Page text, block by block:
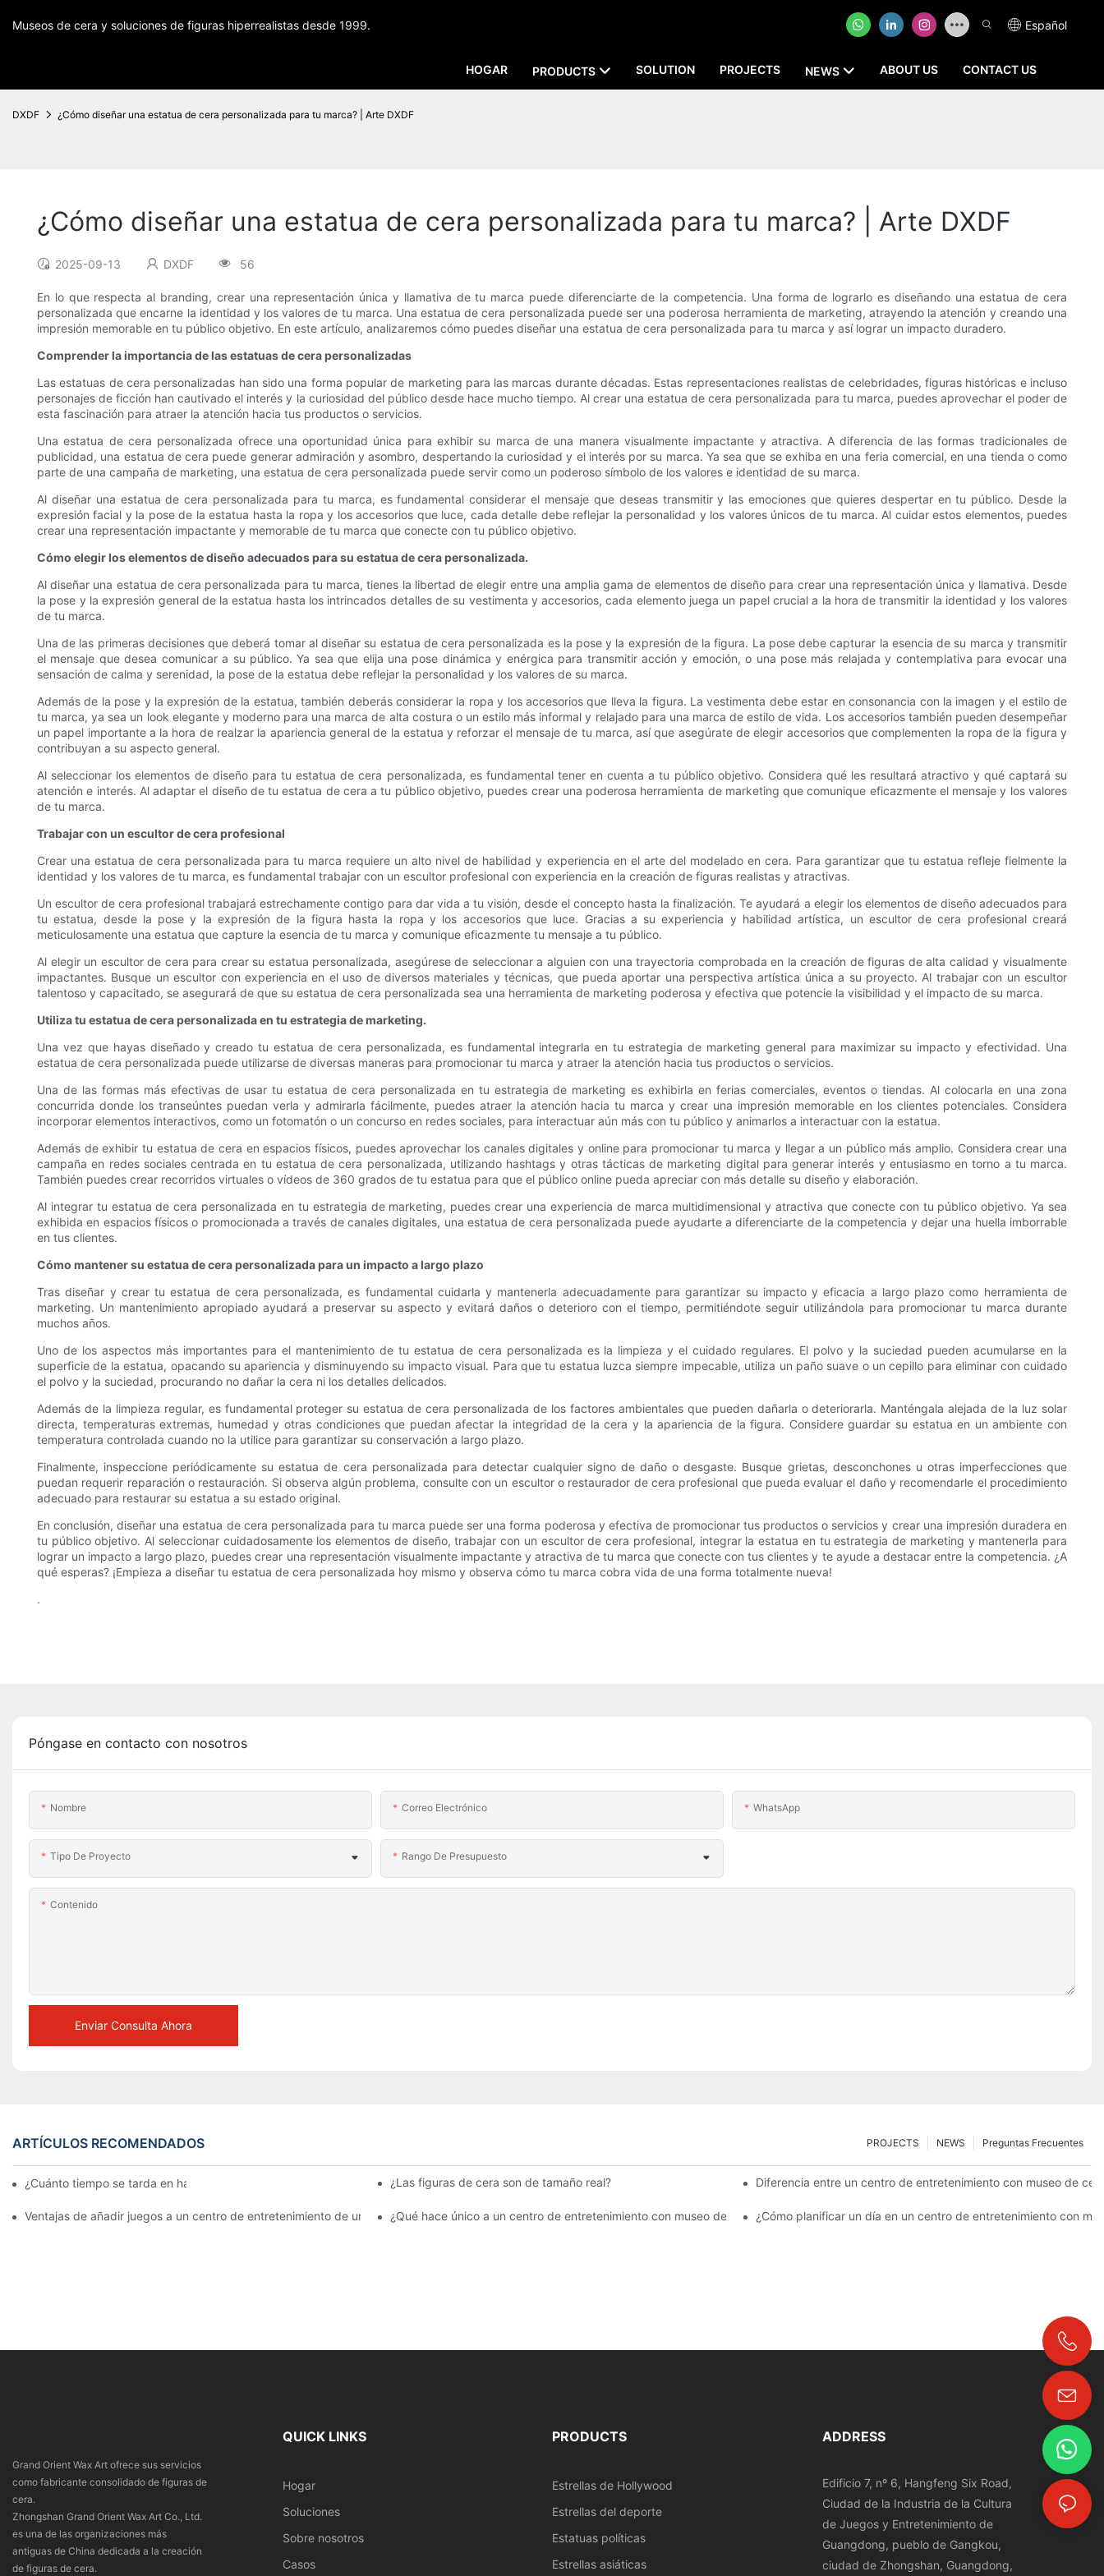
Museos de cera y soluciones de figuras hiperrealistas desde 1999. Español
HOGAR PRODUCTS SOLUTION PROJECTS NEWS ABOUT US CONTACT US
DXDF ¿Cómo diseñar una estatua de cera personalizada para tu marca? | Arte DXDF
¿Cómo diseñar una estatua de cera personalizada para tu marca? | Arte DXDF
2025-09-13 DXDF 56
En lo que respecta al branding, crear una representación única y llamativa de tu marca puede diferenciarte de la competencia. Una forma de lograrlo es diseñando una estatua de cera
personalizada que encarne la identidad y los valores de tu marca. Una estatua de cera personalizada puede ser una poderosa herramienta de marketing, atrayendo la atención y creando una
impresión memorable en tu público objetivo. En este artículo, analizaremos cómo puedes diseñar una estatua de cera personalizada para tu marca y así lograr un impacto duradero.
Comprender la importancia de las estatuas de cera personalizadas
Las estatuas de cera personalizadas han sido una forma popular de marketing para las marcas durante décadas. Estas representaciones realistas de celebridades, figuras históricas e incluso
personajes de ficción han cautivado el interés y la curiosidad del público desde hace mucho tiempo. Al crear una estatua de cera personalizada para tu marca, puedes aprovechar el poder de
esta fascinación para atraer la atención hacia tus productos o servicios.
Una estatua de cera personalizada ofrece una oportunidad única para exhibir su marca de una manera visualmente impactante y atractiva. A diferencia de las formas tradicionales de
publicidad, una estatua de cera puede generar admiración y asombro, despertando la curiosidad y el interés por su marca. Ya sea que se exhiba en una feria comercial, en una tienda o como
parte de una campaña de marketing, una estatua de cera personalizada puede servir como un poderoso símbolo de los valores e identidad de su marca.
Al diseñar una estatua de cera personalizada para tu marca, es fundamental considerar el mensaje que deseas transmitir y las emociones que quieres despertar en tu público. Desde la
expresión facial y la pose de la estatua hasta la ropa y los accesorios que luce, cada detalle debe reflejar la personalidad y los valores únicos de tu marca. Al cuidar estos elementos, puedes
crear una representación impactante y memorable de tu marca que conecte con tu público objetivo.
Cómo elegir los elementos de diseño adecuados para su estatua de cera personalizada.
Al diseñar una estatua de cera personalizada para tu marca, tienes la libertad de elegir entre una amplia gama de elementos de diseño para crear una representación única y llamativa. Desde
la pose y la expresión general de la estatua hasta los intrincados detalles de su vestimenta y accesorios, cada elemento juega un papel crucial a la hora de transmitir la identidad y los valores
de tu marca.
Una de las primeras decisiones que deberá tomar al diseñar su estatua de cera personalizada es la pose y la expresión de la figura. La pose debe capturar la esencia de su marca y transmitir
el mensaje que desea comunicar a su público. Ya sea que elija una pose dinámica y enérgica para transmitir acción y emoción, o una pose más relajada y contemplativa para evocar una
sensación de calma y serenidad, la pose de la estatua debe reflejar la personalidad y los valores de su marca.
Además de la pose y la expresión de la estatua, también deberás considerar la ropa y los accesorios que lleva la figura. La vestimenta debe estar en consonancia con la imagen y el estilo de
tu marca, ya sea un look elegante y moderno para una marca de alta costura o un estilo más informal y relajado para una marca de estilo de vida. Los accesorios también pueden desempeñar
un papel importante a la hora de realzar la apariencia general de la estatua y reforzar el mensaje de tu marca, así que asegúrate de elegir accesorios que complementen la ropa de la figura y
contribuyan a su aspecto general.
Al seleccionar los elementos de diseño para tu estatua de cera personalizada, es fundamental tener en cuenta a tu público objetivo. Considera qué les resultará atractivo y qué captará su
atención e interés. Al adaptar el diseño de tu estatua de cera a tu público objetivo, puedes crear una poderosa herramienta de marketing que comunique eficazmente el mensaje y los valores
de tu marca.
Trabajar con un escultor de cera profesional
Crear una estatua de cera personalizada para tu marca requiere un alto nivel de habilidad y experiencia en el arte del modelado en cera. Para garantizar que tu estatua refleje fielmente la
identidad y los valores de tu marca, es fundamental trabajar con un escultor profesional con experiencia en la creación de figuras realistas y atractivas.
Un escultor de cera profesional trabajará estrechamente contigo para dar vida a tu visión, desde el concepto hasta la finalización. Te ayudará a elegir los elementos de diseño adecuados para
tu estatua, desde la pose y la expresión de la figura hasta la ropa y los accesorios que luce. Gracias a su experiencia y habilidad artística, un escultor de cera profesional creará
meticulosamente una estatua que capture la esencia de tu marca y comunique eficazmente tu mensaje a tu público.
Al elegir un escultor de cera para crear su estatua personalizada, asegúrese de seleccionar a alguien con una trayectoria comprobada en la creación de figuras de alta calidad y visualmente
impactantes. Busque un escultor con experiencia en el uso de diversos materiales y técnicas, que pueda aportar una perspectiva artística única a su proyecto. Al trabajar con un escultor
talentoso y capacitado, se asegurará de que su estatua de cera personalizada sea una herramienta de marketing poderosa y efectiva que potencie la visibilidad y el impacto de su marca.
Utiliza tu estatua de cera personalizada en tu estrategia de marketing.
Una vez que hayas diseñado y creado tu estatua de cera personalizada, es fundamental integrarla en tu estrategia de marketing general para maximizar su impacto y efectividad. Una
estatua de cera personalizada puede utilizarse de diversas maneras para promocionar tu marca y atraer la atención hacia tus productos o servicios.
Una de las formas más efectivas de usar tu estatua de cera personalizada en tu estrategia de marketing es exhibirla en ferias comerciales, eventos o tiendas. Al colocarla en una zona
concurrida donde los transeúntes puedan verla y admirarla fácilmente, puedes atraer la atención hacia tu marca y crear una impresión memorable en los clientes potenciales. Considera
incorporar elementos interactivos, como un fotomatón o un concurso en redes sociales, para interactuar aún más con tu público y animarlos a interactuar con la estatua.
Además de exhibir tu estatua de cera en espacios físicos, puedes aprovechar los canales digitales y online para promocionar tu marca y llegar a un público más amplio. Considera crear una
campaña en redes sociales centrada en tu estatua de cera personalizada, utilizando hashtags y otras tácticas de marketing digital para generar interés y entusiasmo en torno a tu marca.
También puedes crear recorridos virtuales o vídeos de 360 ​​grados de tu estatua para que el público online pueda apreciar con más detalle su diseño y elaboración.
Al integrar tu estatua de cera personalizada en tu estrategia de marketing, puedes crear una experiencia de marca multidimensional y atractiva que conecte con tu público objetivo. Ya sea
exhibida en espacios físicos o promocionada a través de canales digitales, una estatua de cera personalizada puede ayudarte a diferenciarte de la competencia y dejar una huella imborrable
en tus clientes.
Cómo mantener su estatua de cera personalizada para un impacto a largo plazo
Tras diseñar y crear tu estatua de cera personalizada, es fundamental cuidarla y mantenerla adecuadamente para garantizar su impacto y eficacia a largo plazo como herramienta de
marketing. Un mantenimiento apropiado ayudará a preservar su aspecto y evitará daños o deterioro con el tiempo, permitiéndote seguir utilizándola para promocionar tu marca durante
muchos años.
Uno de los aspectos más importantes para el mantenimiento de tu estatua de cera personalizada es la limpieza y el cuidado regulares. El polvo y la suciedad pueden acumularse en la
superficie de la estatua, opacando su apariencia y disminuyendo su impacto visual. Para que tu estatua luzca siempre impecable, utiliza un paño suave o un cepillo para eliminar con cuidado
el polvo y la suciedad, procurando no dañar la cera ni los detalles delicados.
Además de la limpieza regular, es fundamental proteger su estatua de cera personalizada de los factores ambientales que pueden dañarla o deteriorarla. Manténgala alejada de la luz solar
directa, temperaturas extremas, humedad y otras condiciones que puedan afectar la integridad de la cera y la apariencia de la figura. Considere guardar su estatua en un ambiente con
temperatura controlada cuando no la utilice para garantizar su conservación a largo plazo.
Finalmente, inspeccione periódicamente su estatua de cera personalizada para detectar cualquier signo de daño o desgaste. Busque grietas, desconchones u otras imperfecciones que
puedan requerir reparación o restauración. Si observa algún problema, consulte con un escultor o restaurador de cera profesional que pueda evaluar el daño y recomendarle el procedimiento
adecuado para restaurar su estatua a su estado original.
En conclusión, diseñar una estatua de cera personalizada para tu marca puede ser una forma poderosa y efectiva de promocionar tus productos o servicios y crear una impresión duradera en
tu público objetivo. Al seleccionar cuidadosamente los elementos de diseño, trabajar con un escultor de cera profesional, integrar la estatua en tu estrategia de marketing y mantenerla para
lograr un impacto a largo plazo, puedes crear una representación visualmente impactante y atractiva de tu marca que conecte con tus clientes y te ayude a destacar entre la competencia. ¿A
qué esperas? ¡Empieza a diseñar tu estatua de cera personalizada hoy mismo y observa cómo tu marca cobra vida de una forma totalmente nueva!
.
Póngase en contacto con nosotros
Nombre Correo Electrónico WhatsApp
Tipo De Proyecto Rango De Presupuesto
Contenido
Enviar Consulta Ahora
ARTÍCULOS RECOMENDADOS Preguntas Frecuentes
NEWS
PROJECTS
¿Cuánto tiempo se tarda en hacer una figura de cera? ¿Las figuras de cera son de tamaño real? Diferencia entre un centro de entretenimiento con museo de
Ventajas de añadir juegos a un centro de entretenimiento de un museo de cera | DXDF Art¿Qué hace único a un centro de entretenimiento con museo de cera? | DXDF Art¿Cómo planificar un día en un centro de entretenimiento con
Grand Orient Wax Art ofrece sus servicios
como fabricante consolidado de figuras de
cera.
Zhongshan Grand Orient Wax Art Co., Ltd.
es una de las organizaciones más
antiguas de China dedicada a la creación
de figuras de cera.
QUICK LINKS
Hogar
Soluciones
Sobre nosotros
Casos
PRODUCTS
Estrellas de Hollywood
Estrellas del deporte
Estatuas políticas
Estrellas asiáticas
ADDRESS
Edificio 7, nº 6, Hangfeng Six Road,
Ciudad de la Industria de la Cultura
de Juegos y Entretenimiento de
Guangdong, pueblo de Gangkou,
ciudad de Zhongshan, Guangdong,